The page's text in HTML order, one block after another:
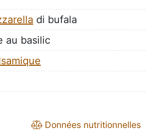
di bufala
au basilic
Données nutritionnelles